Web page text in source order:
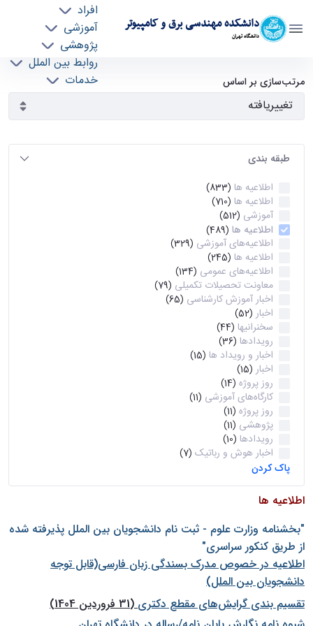
دانشکده مهندسی برق و کامپیوتر
دانشگاه تهران
افراد
آموزشی
پژوهشی
روابط بین الملل
خدمات
آرشیو اطلاعیه ها - ece- دانشکده مهندسی برق و
کامپیوتر
مرتب‌سازی بر اساس
طبقه بندی
اطلاعیه ها (833)
اطلاعیه ها (710)
آموزشی (512)
اطلاعیه ها (489)
اطلاعیه‌های‌ آموزشی (329)
اطلاعیه ها (245)
اطلاعیه‌های عمومی (134)
معاونت تحصیلات تکمیلی (79)
اخبار آموزش کارشناسی (65)
اخبار (52)
سخنرانیها (44)
رویدادها (36)
اخبار و رویداد ها (15)
اخبار (15)
روز پروژه (14)
کارگاه‌های آموزشی (11)
روز پروژه (11)
پژوهشی (11)
رویدادها (10)
اخبار هوش و رباتیک (7)
پاک کردن
اطلاعیه ها
"بخشنامه وزارت علوم - ثبت نام دانشجويان بين الملل پذيرفته شده
از طريق كنكور سراسری"
اطلاعیه در خصوص مدرک بسندگی زبان فارسی(قابل توجه
دانشجویان بین الملل)
تقسیم بندی گرایش‌های مقطع دکتری(31 فروردین 1404)